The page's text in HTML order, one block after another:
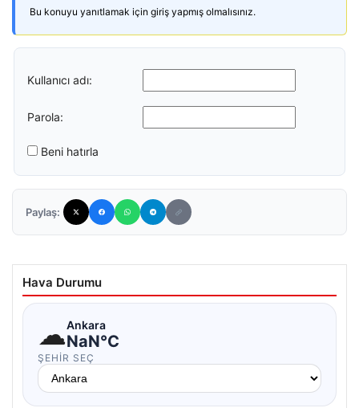
Bu konuyu yanıtlamak için giriş yapmış olmalısınız.
Kullanıcı adı:
Parola:
Beni hatırla
Paylaş:
Hava Durumu
☁Ankara
NaN°C
ŞEHIR SEÇ